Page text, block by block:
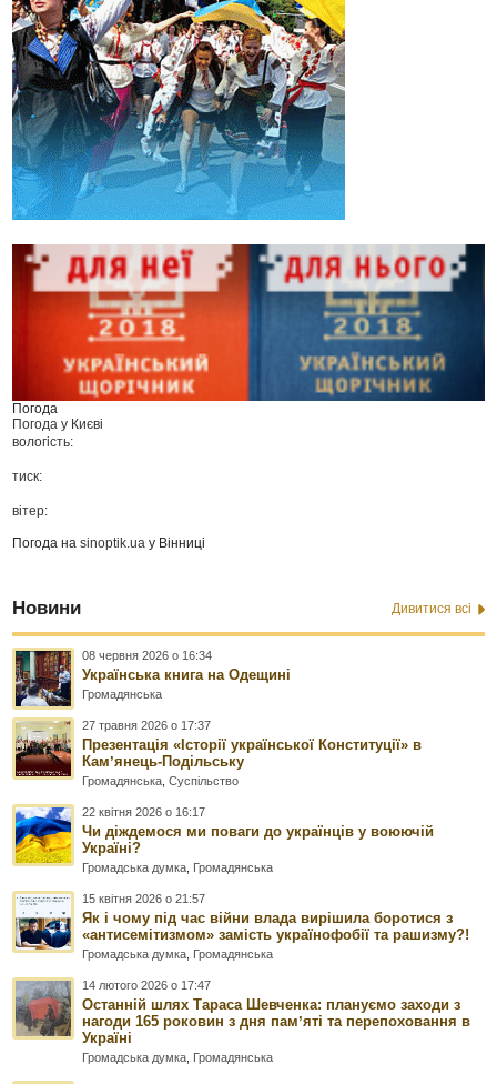
Погода
Погода у Києві
вологість:
тиск:
вітер:
Погода наsinoptik.ua у Вінниці
Новини Дивитися всі
08 червня 2026 о 16:34
Українська книга на Одещині
Громадянська
27 травня 2026 о 17:37
Презентація «Історії української Конституції» в
Камʼянець-Подільську
Громадянська ,Суспільство
22 квітня 2026 о 16:17
Чи діждемося ми поваги до українців у воюючій
Україні?
Громадська думка Громадянська
15 квітня 2026 о 21:57
Як і чому під час війни влада вирішила боротися з
«антисемітизмом» замість українофобії та рашизму?!
Громадська думка Громадянська
14 лютого 2026 о 17:47
Останній шлях Тараса Шевченка: плануємо заходи з
нагоди 165 роковин з дня памʼяті та перепоховання в
Україні
Громадська думка Громадянська